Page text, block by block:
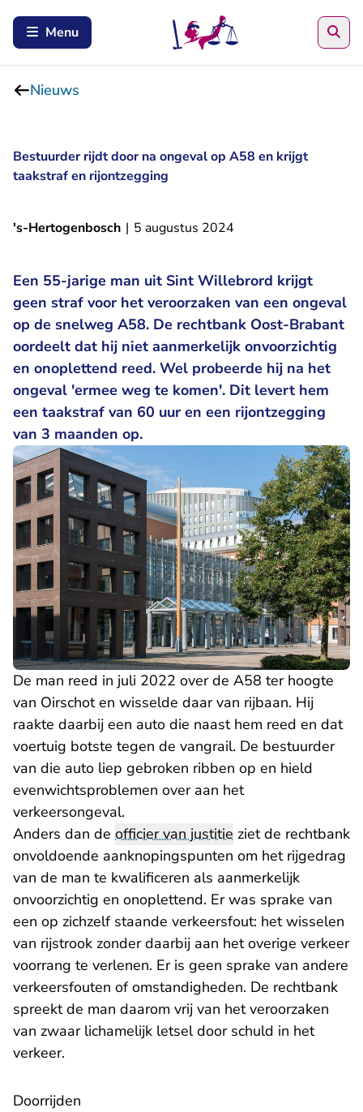
Menu
Nieuws
Bestuurder rijdt door na ongeval op A58 en krijgt
taakstraf en rijontzegging
's-Hertogenbosch | 5 augustus 2024
Een 55-jarige man uit Sint Willebrord krijgt
geen straf voor het veroorzaken van een ongeval
op de snelweg A58. De rechtbank Oost-Brabant
oordeelt dat hij niet aanmerkelijk onvoorzichtig
en onoplettend reed. Wel probeerde hij na het
ongeval 'ermee weg te komen'. Dit levert hem
een taakstraf van 60 uur en een rijontzegging
van 3 maanden op.
De man reed in juli 2022 over de A58 ter hoogte
van Oirschot en wisselde daar van rijbaan. Hij
raakte daarbij een auto die naast hem reed en dat
voertuig botste tegen de vangrail. De bestuurder
van die auto liep gebroken ribben op en hield
evenwichtsproblemen over aan het
verkeersongeval.
Anders dan de officier van justitie ziet de rechtbank
onvoldoende aanknopingspunten om het rijgedrag
van de man te kwalificeren als aanmerkelijk
onvoorzichtig en onoplettend. Er was sprake van
een op zichzelf staande verkeersfout: het wisselen
van rijstrook zonder daarbij aan het overige verkeer
voorrang te verlenen. Er is geen sprake van andere
verkeersfouten of omstandigheden. De rechtbank
spreekt de man daarom vrij van het veroorzaken
van zwaar lichamelijk letsel door schuld in het
verkeer.
Doorrijden